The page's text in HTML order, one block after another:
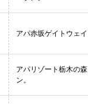
アパ赤坂ゲイトウェ
アパリゾート栃木の
ン。